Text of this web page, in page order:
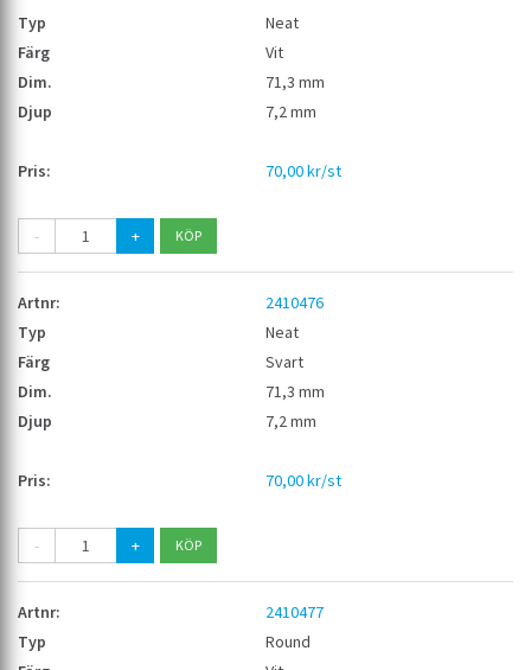
Neat
Vit
71,3 mm
7,2 mm
70,00 kr/st
- +
2410476
Neat
Svart
71,3 mm
7,2 mm
70,00 kr/st
- +
2410477
Round